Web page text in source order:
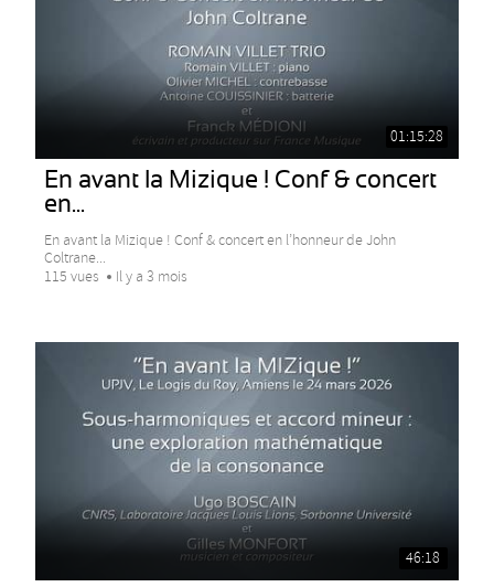
01:15:28
En avant la Mizique ! Conf & concert
en...
En avant la Mizique ! Conf & concert en l’honneur de John
Coltrane...
115 vues
Il y a 3 mois
46:18